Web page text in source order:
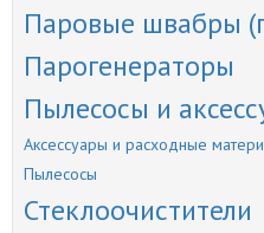
Паровые швабры
Парогенераторы
Пылесосы и
Аксессуары и расходные
Пылесосы
Стеклоочистители